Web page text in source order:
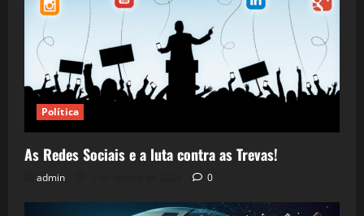
Política
As Redes Sociais e a luta contra as Trevas!
admin 0